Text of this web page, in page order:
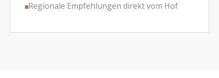
Regionale Empfehlungen direkt vom Hof